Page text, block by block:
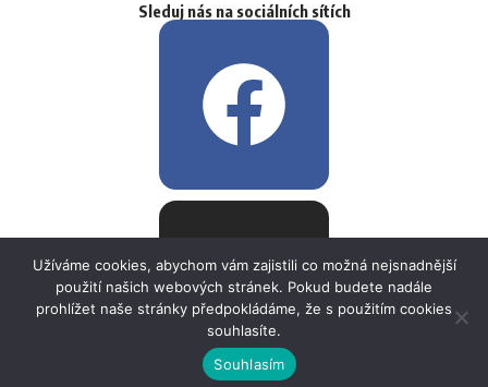
Sleduj nás na sociálních sítích
Užíváme cookies, abychom vám zajistili co možná nejsnadnější
použití našich webových stránek. Pokud budete nadále
prohlížet naše stránky předpokládáme, že s použitím cookies
souhlasíte.
Souhlasím